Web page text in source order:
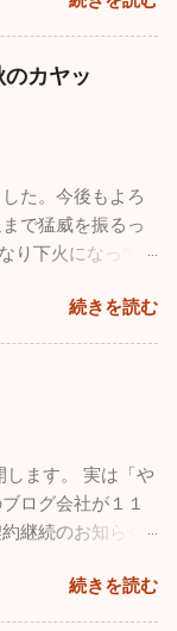
インフルエンザ
の罹患者が出て
を振るっている
かりやってくだ
と色々ありまし
なんと言っても
で仕方はありま
なくなってしま
仕事の忙しさを
りした素晴らし
と思っていま
これ！！ 小学校
ンパルス。ブル
カヤッ
た。今後もよろ
で猛威を振るっ
り下火になって
んと欠席者ゼ
一人も休んでいま
もあるようです
ため１１月は１
が、１１月も
の人（！？）と
ツアーに出かけ
朝に横浜を出
続きを読む
します。 実は「や
ログ会社が１１
継続のお知らせ
の力も借りて
のブログがすべ
続きを読む